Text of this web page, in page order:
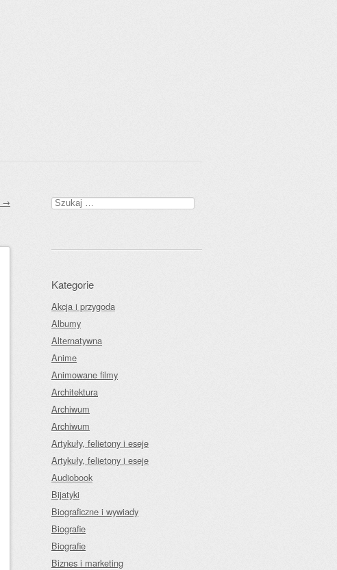
→ Szukaj:
Kategorie
Akcja i przygoda
Albumy
Alternatywna
Anime
Animowane filmy
Architektura
Archiwum
Archiwum
Artykuły, felietony i eseje
Artykuły, felietony i eseje
Audiobook
Bijatyki
Biograficzne i wywiady
Biografie
Biografie
Biznes i marketing